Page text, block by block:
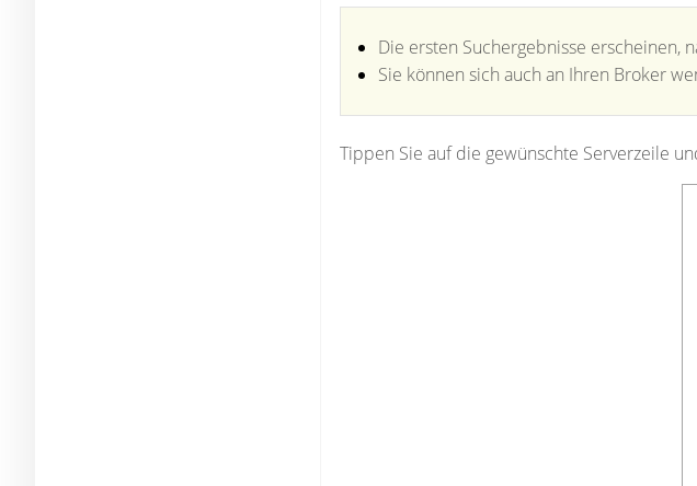
Die ersten Suchergebnisse erscheinen,
Sie können sich auch an Ihren Broker
Tippen Sie auf die gewünschte Serverzeile